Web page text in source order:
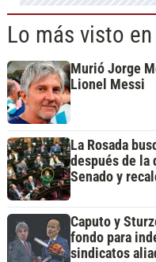
Lo más visto
Murió Jorge
Lionel Messi
La Rosada
después de la
Senado y
Caputo y
fondo para
sindicatos